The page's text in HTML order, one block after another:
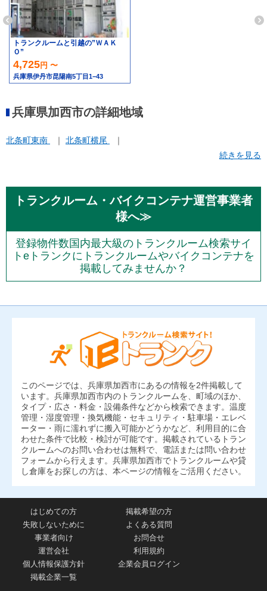
トランクルームと引越の”ＷＡＫ
Ｏ”
4,725円 〜
兵庫県伊丹市昆陽南5丁目1−43
兵庫県加西市の詳細地域
北条町東南
北条町横尾
続きを見る
トランクルーム・バイクコンテナ運営事業者
様へ≫
登録物件数国内最大級のトランクルーム検索サイ
トeトランクにトランクルームやバイクコンテナを
掲載してみませんか？
このページでは、兵庫県加西市にあるの情報を2件掲載して
います。兵庫県加西市内のトランクルームを、町域のほか、
タイプ・広さ・料金・設備条件などから検索できます。温度
管理・湿度管理・換気機能・セキュリティ・駐車場・エレベ
ーター・雨に濡れずに搬入可能かどうかなど、利用目的に合
わせた条件で比較・検討が可能です。掲載されているトラン
クルームへのお問い合わせは無料で、電話または問い合わせ
フォームから行えます。兵庫県加西市でトランクルームや貸
し倉庫をお探しの方は、本ページの情報をご活用ください。
はじめての方
掲載希望の方
失敗しないために
よくある質問
事業者向け
お問合せ
運営会社
利用規約
個人情報保護方針
企業会員ログイン
掲載企業一覧